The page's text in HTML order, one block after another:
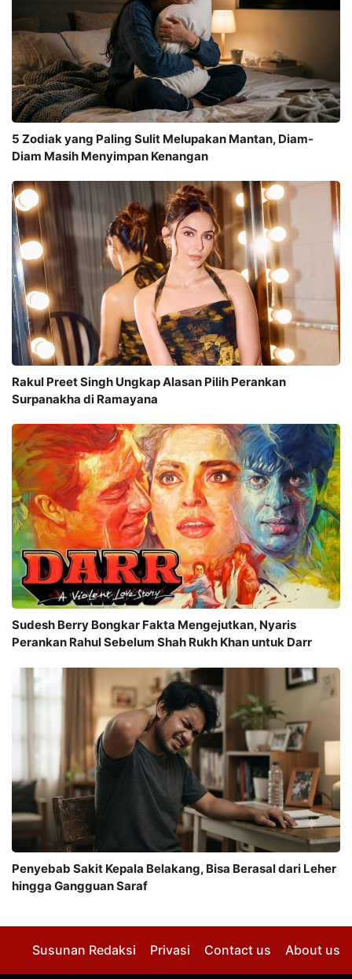
5 Zodiak yang Paling Sulit Melupakan Mantan, Diam-
Diam Masih Menyimpan Kenangan
Rakul Preet Singh Ungkap Alasan Pilih Perankan
Surpanakha di Ramayana
Sudesh Berry Bongkar Fakta Mengejutkan, Nyaris
Perankan Rahul Sebelum Shah Rukh Khan untuk Darr
Penyebab Sakit Kepala Belakang, Bisa Berasal dari Leher
hingga Gangguan Saraf
Susunan Redaksi Privasi Contact us About us